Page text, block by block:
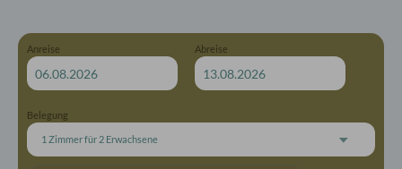
Anreise Abreise
Belegung
1 Zimmerfür 2 Erwachsene